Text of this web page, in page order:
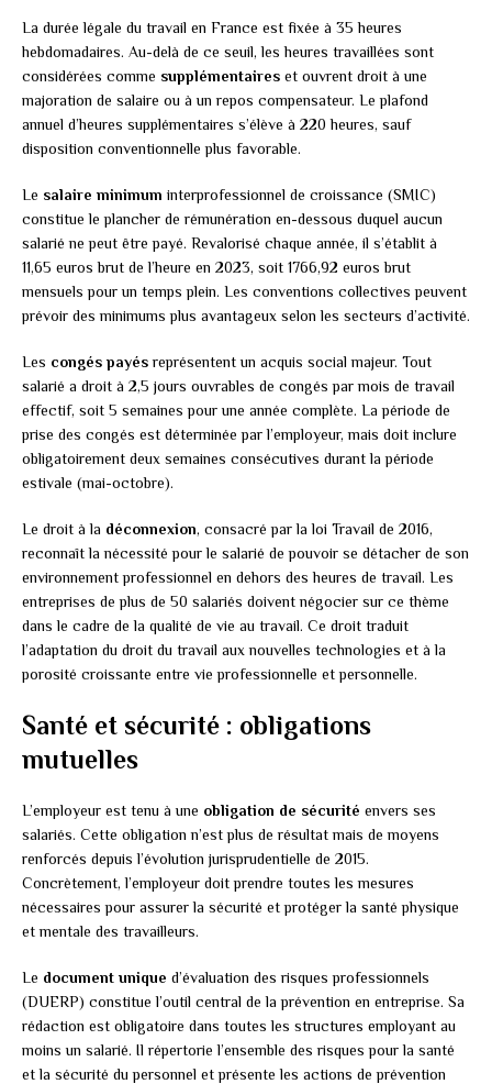
La durée légale du travail en France est fixée à 35 heures
hebdomadaires. Au-delà de ce seuil, les heures travaillées sont
considérées comme supplémentaires et ouvrent droit à une
majoration de salaire ou à un repos compensateur. Le plafond
annuel d’heures supplémentaires s’élève à 220 heures, sauf
disposition conventionnelle plus favorable.
Le salaire minimum interprofessionnel de croissance (SMIC)
constitue le plancher de rémunération en-dessous duquel aucun
salarié ne peut être payé. Revalorisé chaque année, il s’établit à
11,65 euros brut de l’heure en 2023, soit 1766,92 euros brut
mensuels pour un temps plein. Les conventions collectives peuvent
prévoir des minimums plus avantageux selon les secteurs d’activité.
Les congés payésreprésentent un acquis social majeur. Tout
salarié a droit à 2,5 jours ouvrables de congés par mois de travail
effectif, soit 5 semaines pour une année complète. La période de
prise des congés est déterminée par l’employeur, mais doit inclure
obligatoirement deux semaines consécutives durant la période
estivale (mai-octobre).
Le droit à la déconnexion, consacré par la loi Travail de 2016,
reconnaît la nécessité pour le salarié de pouvoir se détacher de son
environnement professionnel en dehors des heures de travail. Les
entreprises de plus de 50 salariés doivent négocier sur ce thème
dans le cadre de la qualité de vie au travail. Ce droit traduit
l’adaptation du droit du travail aux nouvelles technologies et à la
porosité croissante entre vie professionnelle et personnelle.
Santé et sécurité : obligations
mutuelles
L’employeur est tenu à une obligation de sécurité envers ses
salariés. Cette obligation n’est plus de résultat mais de moyens
renforcés depuis l’évolution jurisprudentielle de 2015.
Concrètement, l’employeur doit prendre toutes les mesures
nécessaires pour assurer la sécurité et protéger la santé physique
et mentale des travailleurs.
Le document unique d’évaluation des risques professionnels
(DUERP) constitue l’outil central de la prévention en entreprise. Sa
rédaction est obligatoire dans toutes les structures employant au
moins un salarié. Il répertorie l’ensemble des risques pour la santé
et la sécurité du personnel et présente les actions de prévention